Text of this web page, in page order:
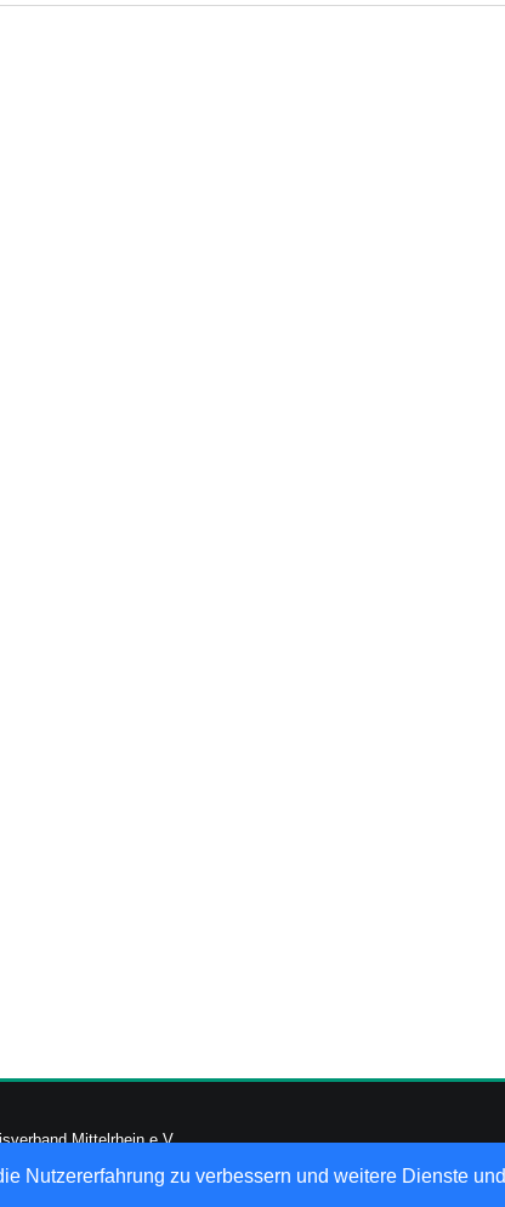
Nutzererfahrung zu verbessern und weitere Dienste und
Mittelrhein e.V.
internetgestützte Netzwerklösungen